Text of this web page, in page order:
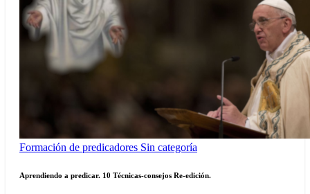
Formación de predicadores Sin categoría
Aprendiendo a predicar. 10 Técnicas-consejos Re-edición.